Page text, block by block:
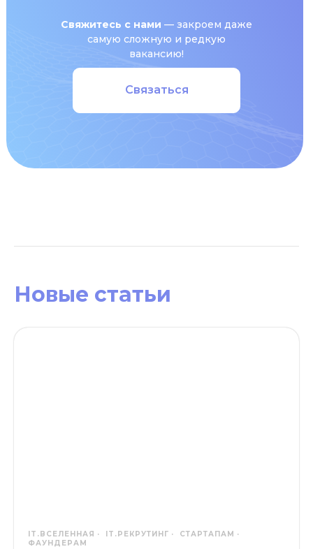
Свяжитесь с нами — закроем даже
самую сложную и редкую
вакансию!
Связаться
Новые статьи
IT.ВСЕЛЕННАЯ IT.РЕКРУТИНГ
СТАРТАПАМ
ФАУНДЕРАМ